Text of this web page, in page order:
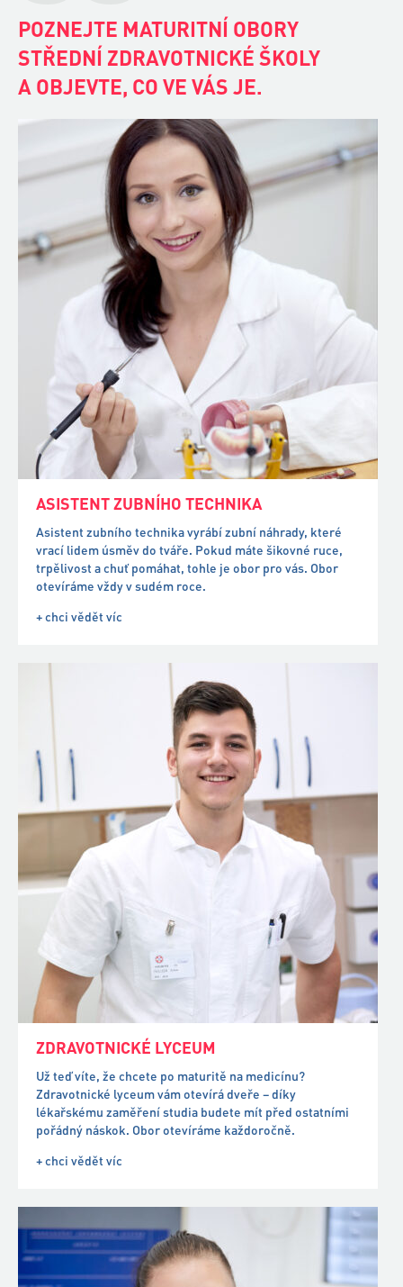
ASISTENT ZUBNÍHO TECHNIKA
Asistent zubního technika vyrábí zubní náhrady, které
vrací lidem úsměv do tváře. Pokud máte šikovné ruce,
trpělivost a chuť pomáhat, tohle je obor pro vás. Obor
otevíráme vždy v sudém roce.
+ chci vědět víc
ZDRAVOTNICKÉ LYCEUM
Už teď víte, že chcete po maturitě na medicínu?
Zdravotnické lyceum vám otevírá dveře – díky
lékařskému zaměření studia budete mít před ostatními
pořádný náskok. Obor otevíráme každoročně.
+ chci vědět víc